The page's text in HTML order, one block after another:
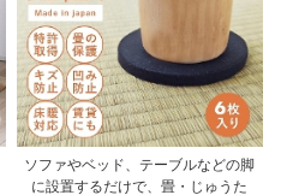
ソファやベッド、テーブルなどの脚
に設置するだけで、畳・じゅうた